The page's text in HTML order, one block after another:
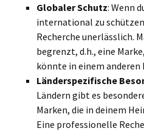
Globaler Schutz: Wenn
international zu
Recherche unerlässlich.
begrenzt, d.h., eine
könnte in einem
Länderspezifische
Ländern gibt es
Marken, die in deinem
Eine professionelle